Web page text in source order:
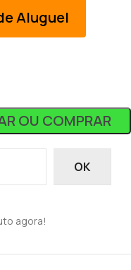
Aluguel
OU COMPRAR
OK
agora!